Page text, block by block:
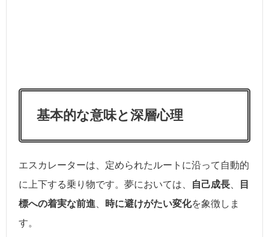
基本的な意味と深層心理
エスカレーターは、定められたルートに沿って自動的
に上下する乗り物です。夢においては、
自己成長、
目
標への着実な前進、 時に避けがたい変化を象徴しま
す。